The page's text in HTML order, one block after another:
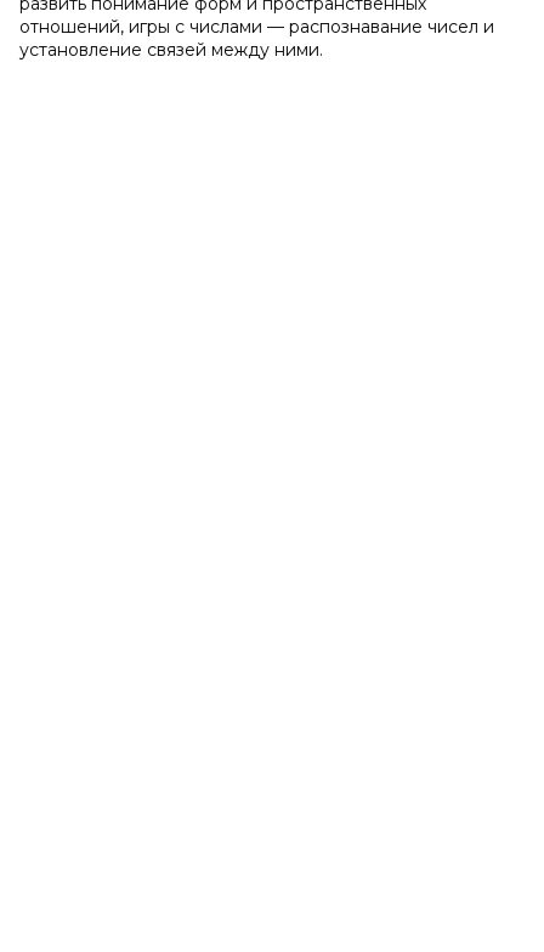
отношений, игры с числами — распознавание чисел и
установление связей между ними.